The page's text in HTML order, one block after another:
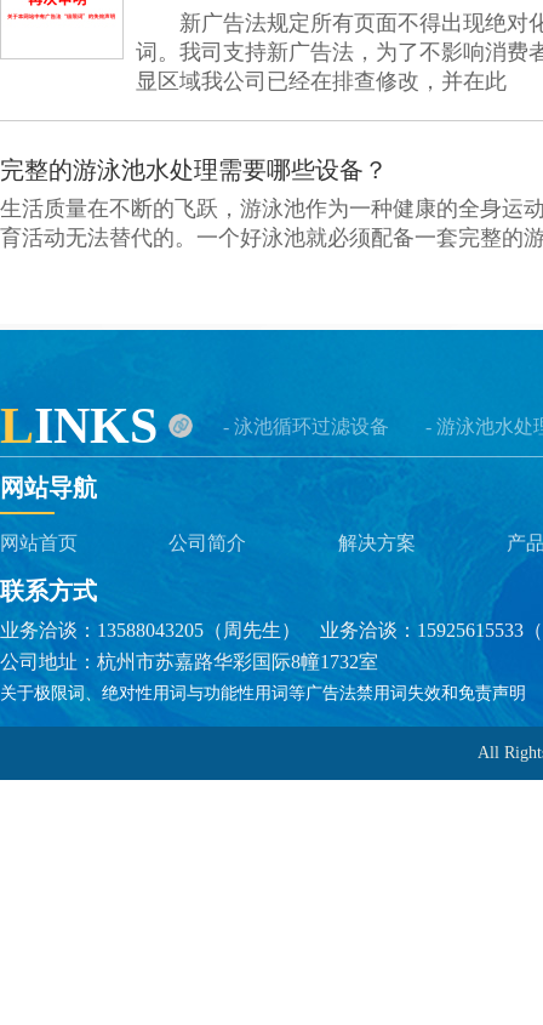
新广告法规定所有页面不得出现绝对
词。我司支持新广告法，为了不影响消费
显区域我公司已经在排查修改，并在此
完整的游泳池水处理需要哪些设备？
生活质量在不断的飞跃，游泳池作为一种健康的全身运
育活动无法替代的。一个好泳池就必须配备一套完整的
池设备；那么为什么后者会被很多人选择，它到底比传
一，一
专业的泳池设备工程安装公司如何选择？
如今，泳池设备工程安装公司越来越多，公司实力不同
也有很大的区别，那么，我们如何在众多的泳池设备工
个专
非常实用，泳池水处理的四大基本方法
泳池水处理4步骤：水质处理常用药：1、灭藻剂（硫酸
- 泳池循环过滤设备 - 游泳池水处
LINKS
联系方式
业务洽谈：13588043205（周先生） 业务洽谈：15925615533
公司地址：杭州市苏嘉路华彩国际8幢1732室
关于极限词、绝对性用词与功能性用词等广告法禁用词失效和免责声明
网站导航
网站首页 公司简介 解决方案 产
All